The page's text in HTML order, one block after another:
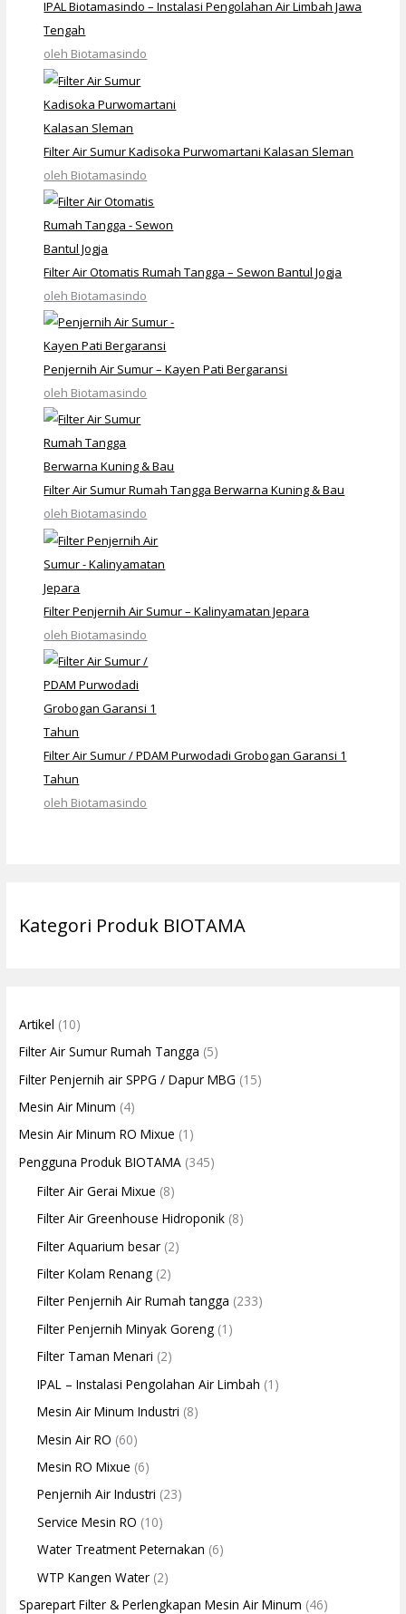
IPAL Biotamasindo – Instalasi Pengolahan Air Limbah Jawa
Tengah
oleh Biotamasindo
Filter Air Sumur Kadisoka Purwomartani Kalasan Sleman
oleh Biotamasindo
Filter Air Otomatis Rumah Tangga – Sewon Bantul Jogja
oleh Biotamasindo
Penjernih Air Sumur – Kayen Pati Bergaransi
oleh Biotamasindo
Filter Air Sumur Rumah Tangga Berwarna Kuning & Bau
oleh Biotamasindo
Filter Penjernih Air Sumur – Kalinyamatan Jepara
oleh Biotamasindo
Filter Air Sumur / PDAM Purwodadi Grobogan Garansi 1
Tahun
oleh Biotamasindo
Kategori Produk BIOTAMA
Artikel (10)
Filter Air Sumur Rumah Tangga (5)
Filter Penjernih air SPPG / Dapur MBG (15)
Mesin Air Minum (4)
Mesin Air Minum RO Mixue (1)
Pengguna Produk BIOTAMA (345)
Filter Air Gerai Mixue (8)
Filter Air Greenhouse Hidroponik (8)
Filter Aquarium besar (2)
Filter Kolam Renang (2)
Filter Penjernih Air Rumah tangga (233)
Filter Penjernih Minyak Goreng (1)
Filter Taman Menari (2)
IPAL – Instalasi Pengolahan Air Limbah (1)
Mesin Air Minum Industri (8)
Mesin Air RO (60)
Mesin RO Mixue (6)
Penjernih Air Industri (23)
Service Mesin RO (10)
Water Treatment Peternakan (6)
WTP Kangen Water (2)
Sparepart Filter & Perlengkapan Mesin Air Minum (46)